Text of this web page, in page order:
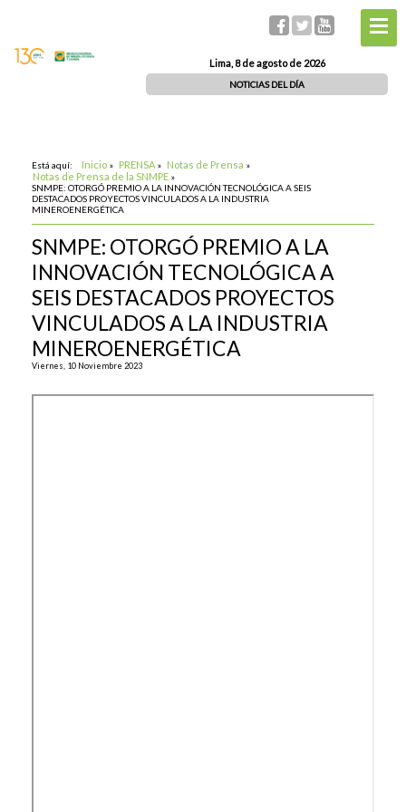
Lima, 8 de agosto de 2026
NOTICIAS DEL DÍA
Está aquí: Inicio » PRENSA » Notas de Prensa »
Notas de Prensa de la SNMPE »
SNMPE: OTORGÓ PREMIO A LA INNOVACIÓN TECNOLÓGICA A SEIS
DESTACADOS PROYECTOS VINCULADOS A LA INDUSTRIA
MINEROENERGÉTICA
SNMPE: OTORGÓ PREMIO A LA
INNOVACIÓN TECNOLÓGICA A
SEIS DESTACADOS PROYECTOS
VINCULADOS A LA INDUSTRIA
MINEROENERGÉTICA
Viernes, 10 Noviembre 2023